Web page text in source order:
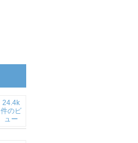
24.4k
件のビ
ュー